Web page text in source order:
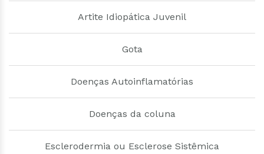
Artite Idiopática Juvenil
Gota
Doenças Autoinflamatórias
Doenças da coluna
Esclerodermia ou Esclerose Sistêmica